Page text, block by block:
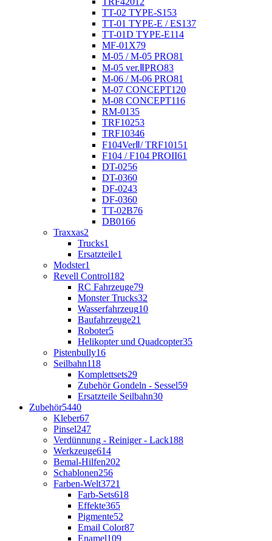
TT-02 TYPE-S153
TT-01 TYPE-E / ES137
TT-01D TYPE-E114
MF-01X79
M-05 / M-05 PRO81
M-05 ver.ⅡPRO83
M-06 / M-06 PRO81
M-07 CONCEPT120
M-08 CONCEPT116
RM-0135
TRF10253
TRF10346
F104VerⅡ/ TRF101 51
F104 / F104 PROII61
DT-0256
DT-0360
DF-0243
DF-0360
TT-02B76
DB0166
Traxxas2
Trucks1
Ersatzteile1
Modster1
Revell Control182
RC Fahrzeuge79
Monster Trucks32
Wasserfahrzeug10
Baufahrzeuge21
Roboter5
Helikopter und Quadcopter35
Pistenbully16
Seilbahn118
Komplettsets29
Zubehör Gondeln - Sessel59
Ersatzteile Seilbahn30
Zubehör5440
Kleber67
Pinsel247
Verdünnung - Reiniger - Lack188
Werkzeuge614
Bemal-Hilfen202
Schablonen256
Farben-Welt3721
Farb-Sets618
Effekte365
Pigmente52
Email Color87
Enamel109